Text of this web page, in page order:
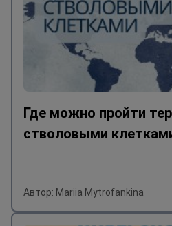
Где можно пройти
стволовыми
Автор: Mariia Mytrofankina